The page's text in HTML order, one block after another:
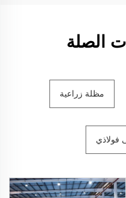
الصلة
مظلة زراعية
فولاذي